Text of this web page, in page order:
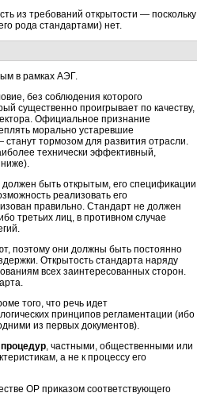
из требований открытости — поскольку
рода стандартами) нет.
в рамках АЭГ.
без соблюдения которого
существенно проигрывает по качеству,
Официальное признание
морально устаревшие
тормозом для развития отрасли.
технически эффективный,
ниже).
быть открытым, его спецификации
реализовать его
правильно. Стандарт не должен
третьих лиц, в противном случае
поэтому они должны быть постоянно
Открытость стандарта наряду
всех заинтересованных сторон.
того, что речь идет
принципов регламентации (ибо
из первых документов).
, частными, общественными или
а не к процессу его
ОР приказом соответствующего